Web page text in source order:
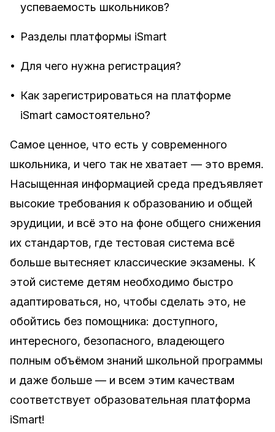
успеваемость школьников?
• Разделы платформы iSmart
• Для чего нужна регистрация?
• Как зарегистрироваться на платформе
iSmart самостоятельно?
Самое ценное, что есть у современного
школьника, и чего так не хватает — это время.
Насыщенная информацией среда предъявляет
высокие требования к образованию и общей
эрудиции, и всё это на фоне общего снижения
их стандартов, где тестовая система всё
больше вытесняет классические экзамены. К
этой системе детям необходимо быстро
адаптироваться, но, чтобы сделать это, не
обойтись без помощника: доступного,
интересного, безопасного, владеющего
полным объёмом знаний школьной программы
и даже больше — и всем этим качествам
соответствует образовательная платформа
iSmart!